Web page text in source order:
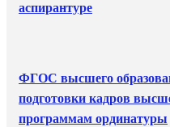
аспирантуре
ФГОС высшего
подготовки кадров
программам ординатуры